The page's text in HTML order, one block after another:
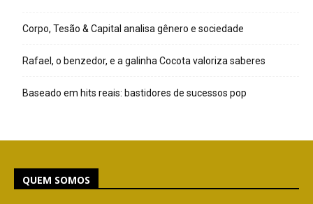
Corpo, Tesão & Capital analisa gênero e sociedade
Rafael, o benzedor, e a galinha Cocota valoriza saberes
Baseado em hits reais: bastidores de sucessos pop
QUEM SOMOS